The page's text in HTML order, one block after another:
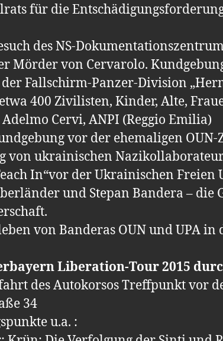
für die
des NS-
Mörder von Cervarolo.
Fallschirm-Panzer-Division
400 Zivilisten, Kinder, Alte,
Cervi, ANPI (Reggio Emilia)
vor der ehemaligen
von ukrainischen
In“vor der Ukrainischen
und Stepan Bandera – die
von Banderas OUN und UPA
Liberation-Tour 2015
des Autokorsos Treffpunkt vor
34
u.a. :